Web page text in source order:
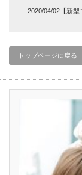
2020/04/02【新型
トップページに戻る